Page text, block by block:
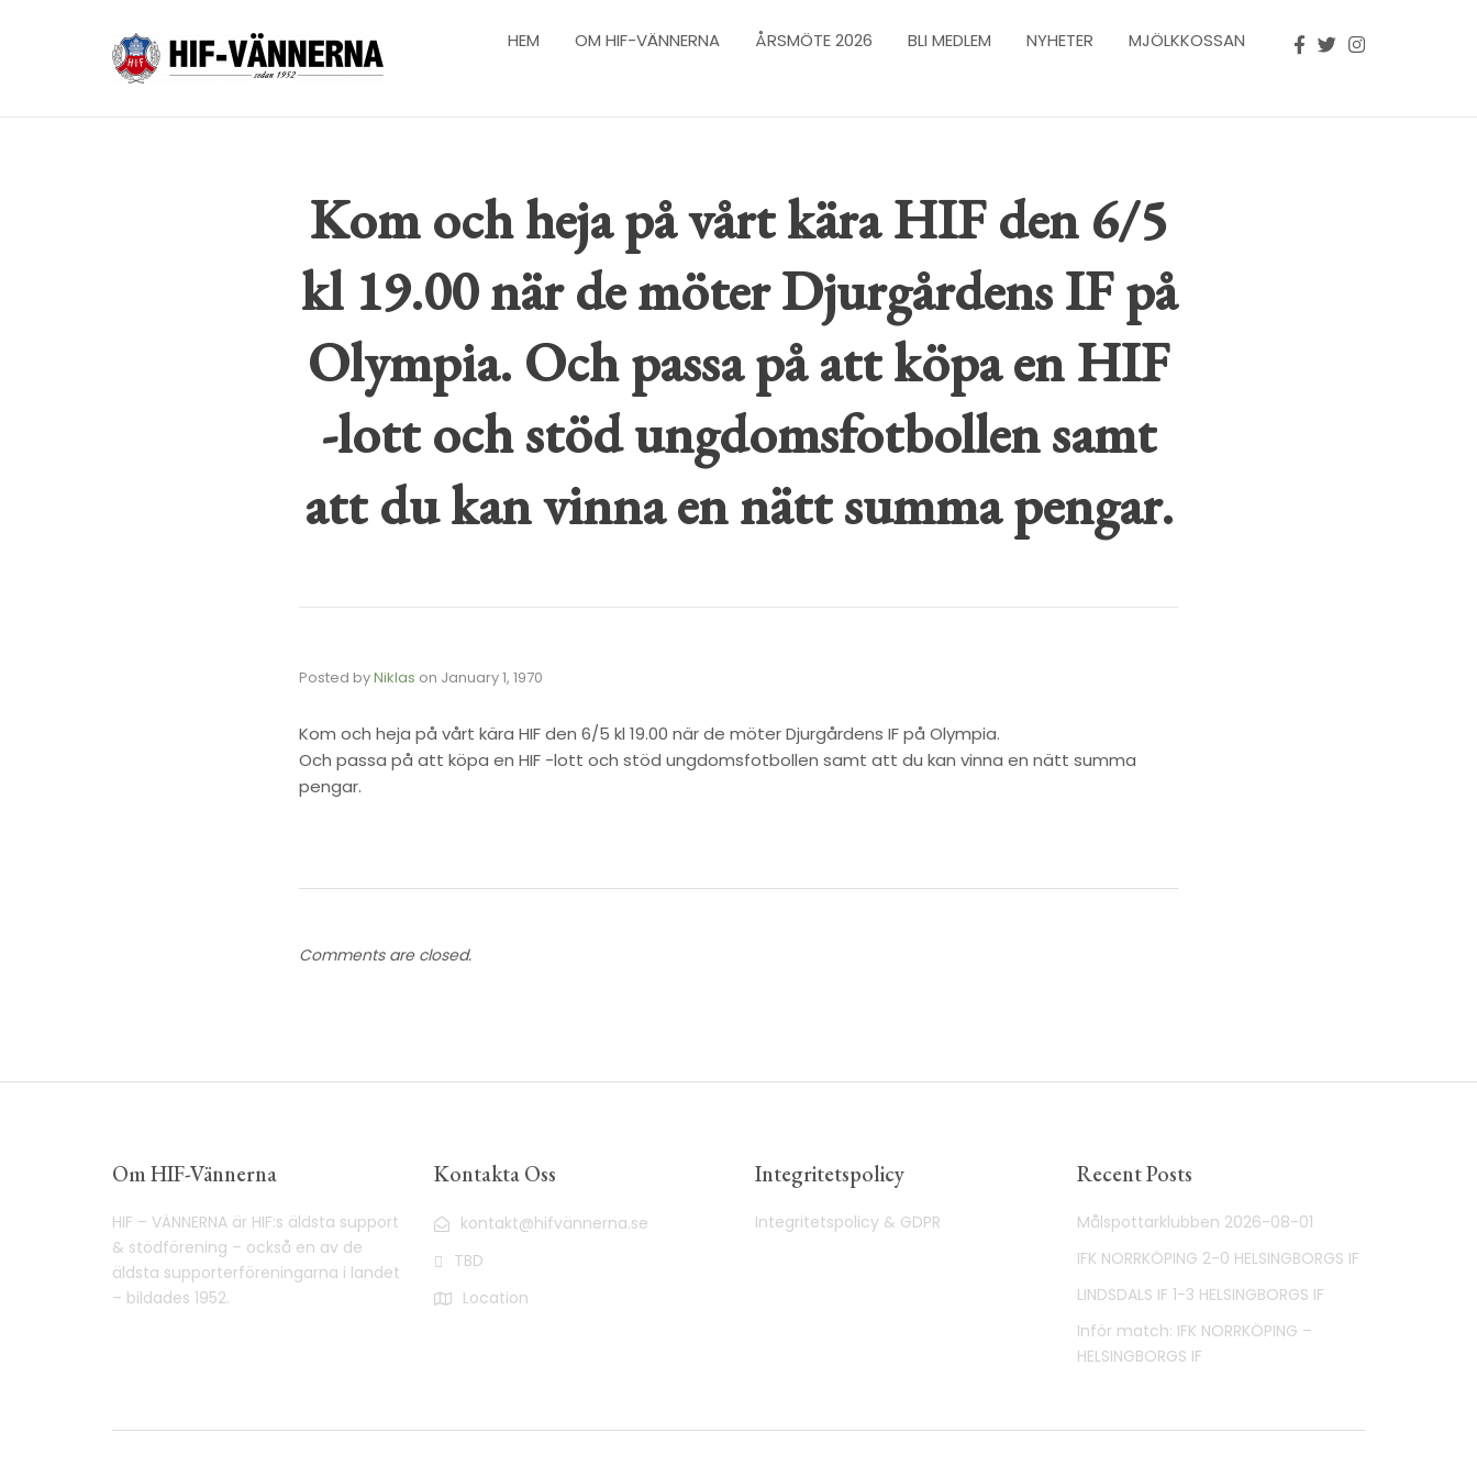
HEM OM HIF-VÄNNERNA ÅRSMÖTE 2026 BLI MEDLEM NYHETER MJÖLKKOSSAN
Kom och heja på vårt kära HIF den 6/5
kl 19.00 när de möter Djurgårdens IF på
Olympia. Och passa på att köpa en HIF
-lott och stöd ungdomsfotbollen samt
att du kan vinna en nätt summa pengar.
Posted byNiklas on January 1, 1970
Kom och heja på vårt kära HIF den 6/5 kl 19.00 när de möter Djurgårdens IF på Olympia.
Och passa på att köpa en HIF -lott och stöd ungdomsfotbollen samt att du kan vinna en nätt summa
pengar.
Comments are closed.
Om HIF-Vännerna
HIF – VÄNNERNA är HIF:s äldsta support
& stödförening – också en av de
äldsta supporterföreningarna i landet
– bildades 1952.
Kontakta Oss
kontakt@hifvännerna.se
TBD
Location
Integritetspolicy
Integritetspolicy & GDPR
Recent Posts
Målspottarklubben 2026-08-01
IFK NORRKÖPING 2-0 HELSINGBORGS IF
LINDSDALS IF 1-3 HELSINGBORGS IF
Inför match: IFK NORRKÖPING –
HELSINGBORGS IF